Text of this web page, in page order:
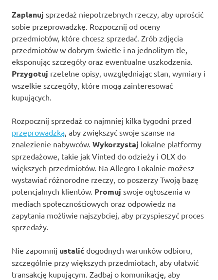
Zaplanuj sprzedaż niepotrzebnych rzeczy, aby uprościć
sobie przeprowadzkę. Rozpocznij od oceny
przedmiotów, które chcesz sprzedać. Zrób zdjęcia
przedmiotów w dobrym świetle i na jednolitym tle,
eksponując szczegóły oraz ewentualne uszkodzenia.
Przygotuj rzetelne opisy, uwzględniając stan, wymiary i
wszelkie szczegóły, które mogą zainteresować
kupujących.
Rozpocznij sprzedaż co najmniej kilka tygodni przed
przeprowadzką , aby zwiększyć swoje szanse na
znalezienie nabywców. Wykorzystaj lokalne platformy
sprzedażowe, takie jak Vinted do odzieży i OLX do
większych przedmiotów. Na Allegro Lokalnie możesz
wystawiać różnorodne rzeczy, co poszerzy Twoją bazę
potencjalnych klientów. Promuj swoje ogłoszenia w
mediach społecznościowych oraz odpowiedz na
zapytania możliwie najszybciej, aby przyspieszyć proces
sprzedaży.
Nie zapomnij ustalić dogodnych warunków odbioru,
szczególnie przy większych przedmiotach, aby ułatwić
transakcję kupującym. Zadbaj o komunikację, aby